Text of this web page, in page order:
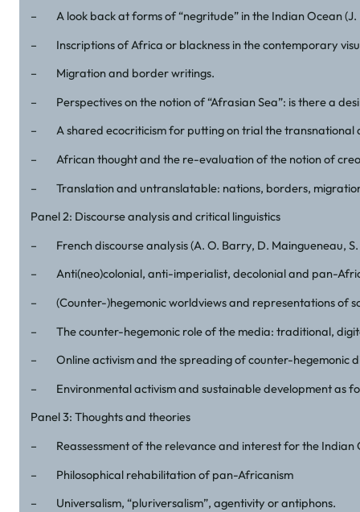
– A look back at forms of “negritude” in the Indian Ocean
– Inscriptions of Africa or blackness in the contemporary
– Migration and border writings.
– Perspectives on the notion of “Afrasian Sea”: is there a
– A shared ecocriticism for putting on trial the transnational
– African thought and the re-evaluation of the notion of
– Translation and untranslatable: nations, borders,
Panel 2: Discourse analysis and critical linguistics
– French discourse analysis (A. O. Barry, D. Maingueneau,
– Anti(neo)colonial, anti-imperialist, decolonial and pan-
– (Counter-)hegemonic worldviews and representations of
– The counter-hegemonic role of the media: traditional,
– Online activism and the spreading of counter-hegemonic
– Environmental activism and sustainable development as
Panel 3: Thoughts and theories
– Reassessment of the relevance and interest for the Indian
– Philosophical rehabilitation of pan-Africanism
– Universalism, “pluriversalism”, agentivity or antiphons.